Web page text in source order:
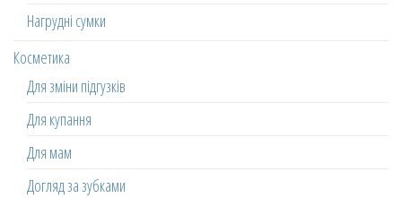
Нагрудні сумки
Косметика
Для зміни підгузків
Для купання
Для мам
Догляд за зубками